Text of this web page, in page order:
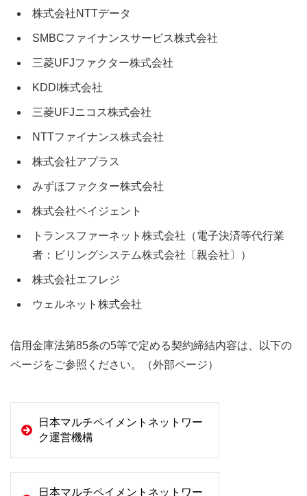
株式会社NTTデータ
SMBCファイナンスサービス株式会社
三菱UFJファクター株式会社
KDDI株式会社
三菱UFJニコス株式会社
NTTファイナンス株式会社
株式会社アプラス
みずほファクター株式会社
株式会社ペイジェント
トランスファーネット株式会社（電子決済等代行業
者：ビリングシステム株式会社〔親会社〕）
株式会社エフレジ
ウェルネット株式会社
信用金庫法第85条の5等で定める契約締結内容は、以下の
ページをご参照ください。（外部ページ）
日本マルチペイメントネットワー
ク運営機構
日本マルチペイメントネットワー